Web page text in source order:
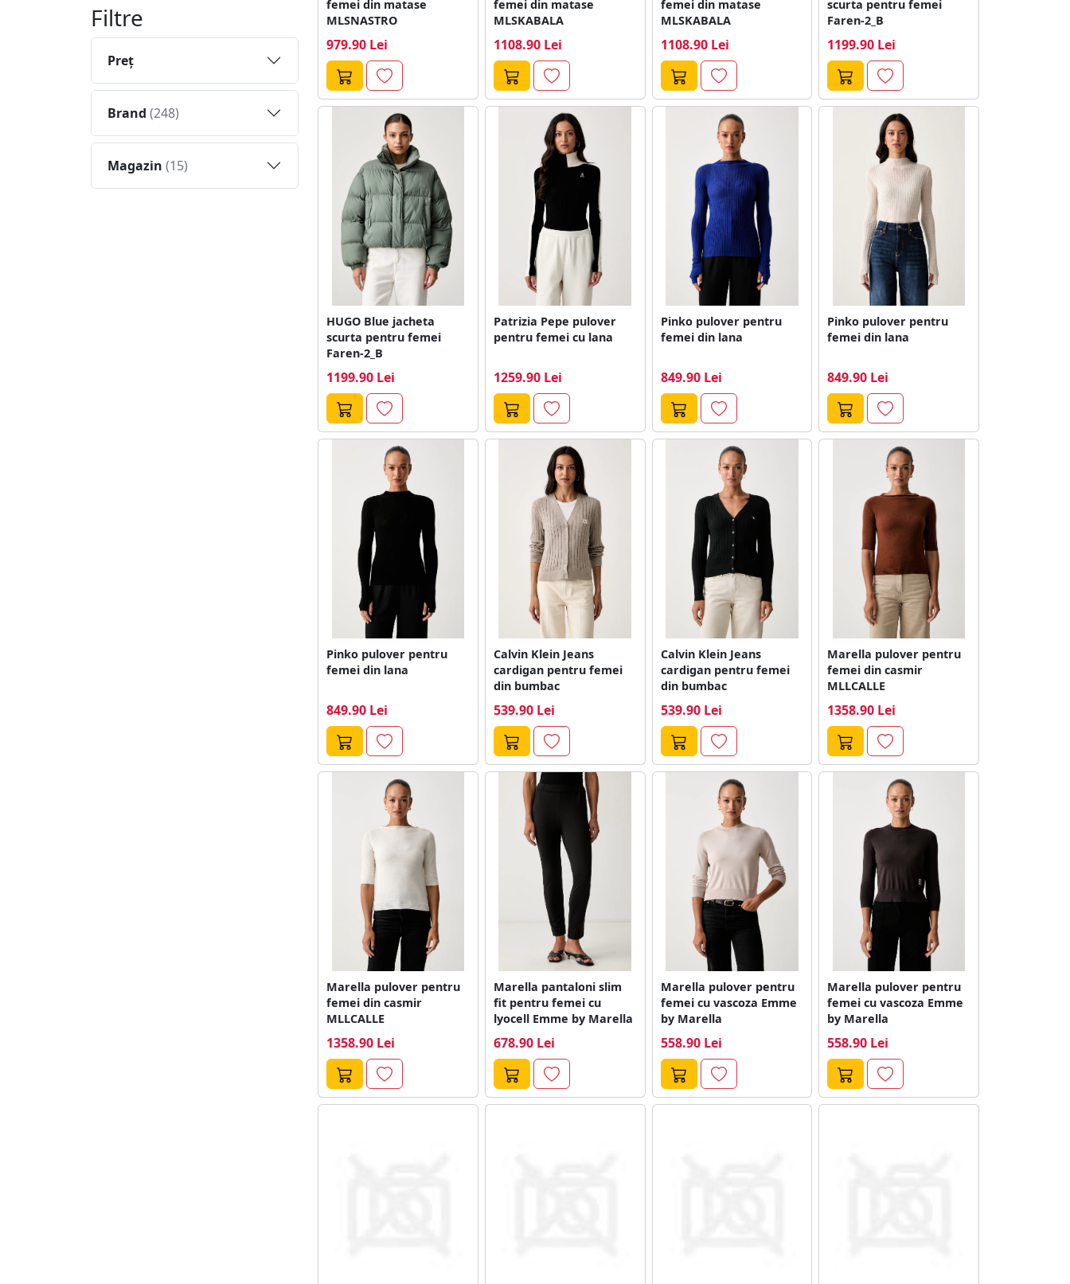
Filtre
Preţ
Brand (248)
Magazin (15)
femei din matase
MLSNASTRO
979.90 Lei
femei din matase
MLSKABALA
1108.90 Lei
femei din matase
MLSKABALA
1108.90 Lei
scurta pentru femei
Faren-2_B
1199.90 Lei
HUGO Blue jacheta
scurta pentru femei
Faren-2_B
1199.90 Lei
Patrizia Pepe pulover
pentru femei cu lana
1259.90 Lei
Pinko pulover pentru
femei din lana
849.90 Lei
Pinko pulover pentru
femei din lana
849.90 Lei
Pinko pulover pentru
femei din lana
849.90 Lei
Calvin Klein Jeans
cardigan pentru femei
din bumbac
539.90 Lei
Calvin Klein Jeans
cardigan pentru femei
din bumbac
539.90 Lei
Marella pulover pentru
femei din casmir
MLLCALLE
1358.90 Lei
Marella pulover pentru
femei din casmir
MLLCALLE
1358.90 Lei
Marella pantaloni slim
fit pentru femei cu
lyocell Emme by Marella
678.90 Lei
Marella pulover pentru
femei cu vascoza Emme
by Marella
558.90 Lei
Marella pulover pentru
femei cu vascoza Emme
by Marella
558.90 Lei